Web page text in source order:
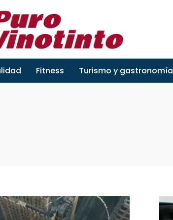
Fitness Turismo y gastronomía